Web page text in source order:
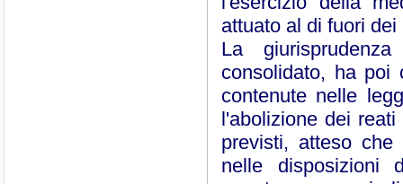
attuato al di fuori
La
consolidato, ha poi
contenute nelle
l'abolizione dei
previsti, atteso che
nelle disposizioni